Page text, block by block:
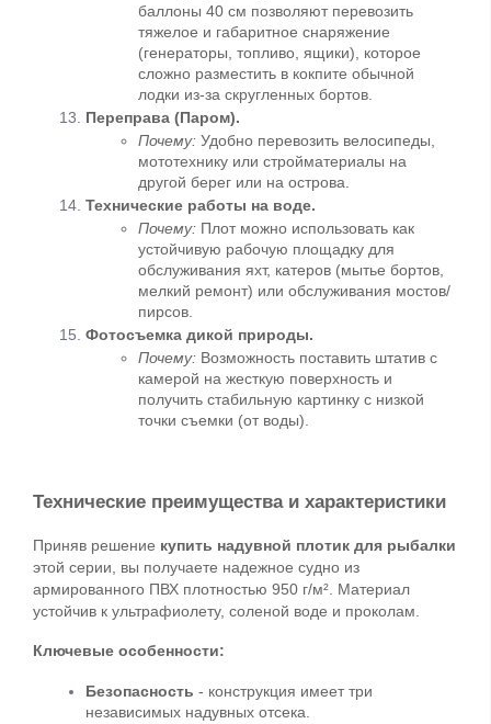
баллоны 40 см позволяют перевозить
тяжелое и габаритное снаряжение
(генераторы, топливо, ящики), которое
сложно разместить в кокпите обычной
лодки из-за скругленных бортов.
Переправа (Паром).
Почему: Удобно перевозить велосипеды,
мототехнику или стройматериалы на
другой берег или на острова.
Технические работы на воде.
Почему: Плот можно использовать как
устойчивую рабочую площадку для
обслуживания яхт, катеров (мытье бортов,
мелкий ремонт) или обслуживания мостов/
пирсов.
Фотосъемка дикой природы.
Почему: Возможность поставить штатив с
камерой на жесткую поверхность и
получить стабильную картинку с низкой
точки съемки (от воды).
Технические преимущества и характеристики
Приняв решение купить надувной плотик для рыбалки
этой серии, вы получаете надежное судно из
армированного ПВХ плотностью 950 г/м². Материал
устойчив к ультрафиолету, соленой воде и проколам.
Ключевые особенности:
Безопасность - конструкция имеет три
независимых надувных отсека.